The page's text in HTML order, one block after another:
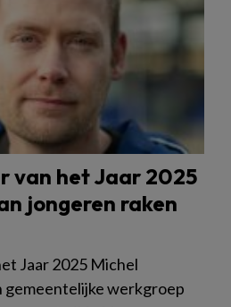
van het Jaar 2025
jongeren raken
Jaar 2025 Michel
werkgroep